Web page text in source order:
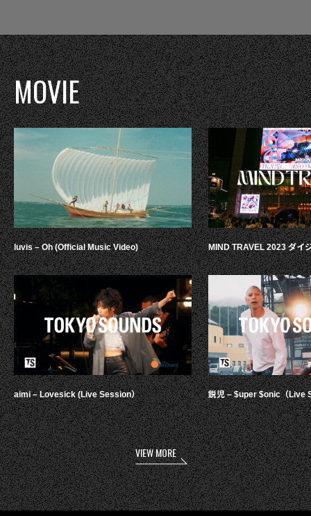
MOVIE
luvis – Oh (Official Music Video)
aimi – Lovesick (Live Session）
MIND TRAVEL 2023 ダイ
鋭児 – $uper $onic（Live
VIEW MORE